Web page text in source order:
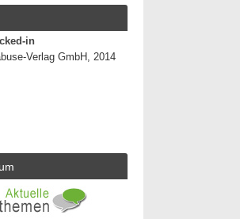
in
Verlag GmbH, 2014